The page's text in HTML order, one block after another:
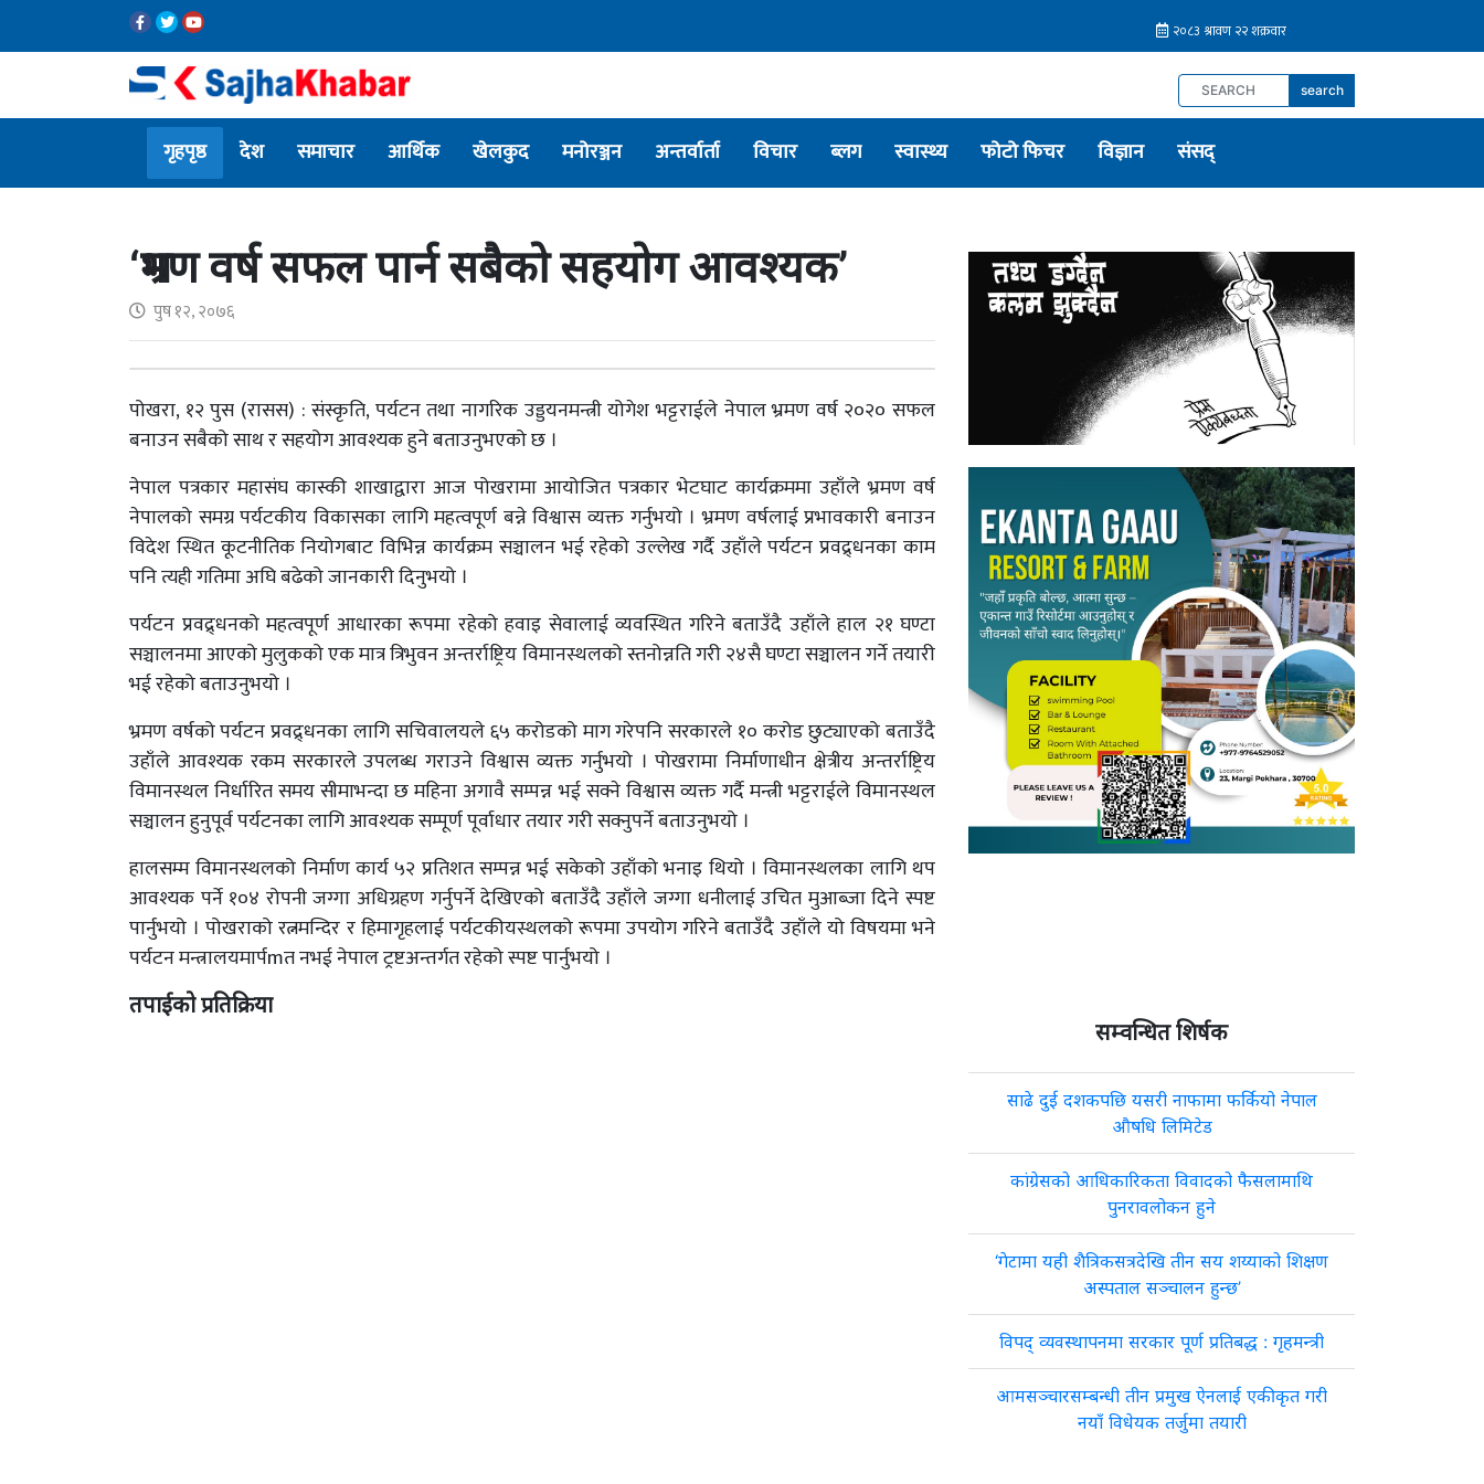
search
गृहपृष्ठ देश समाचार आर्थिक खेलकुद मनोरञ्जन अन्तर्वार्ता विचार ब्लग स्वास्थ्य फोटो फिचर विज्ञान संसद्
‘भ्रमण वर्ष सफल पार्न सबैको सहयोग आवश्यक’
पुष १२, २०७६
पोखरा, १२ पुस (रासस) : संस्कृति, पर्यटन तथा नागरिक उड्डयनमन्त्री योगेश भट्टराईले नेपाल भ्रमण वर्ष २०२० सफल
बनाउन सबैको साथ र सहयोग आवश्यक हुने बताउनुभएको छ ।
नेपाल पत्रकार महासंघ कास्की शाखाद्वारा आज पोखरामा आयोजित पत्रकार भेटघाट कार्यक्रममा उहाँले भ्रमण वर्ष
नेपालको समग्र पर्यटकीय विकासका लागि महत्वपूर्ण बन्ने विश्वास व्यक्त गर्नुभयो । भ्रमण वर्षलाई प्रभावकारी बनाउन
विदेश स्थित कूटनीतिक नियोगबाट विभिन्न कार्यक्रम सञ्चालन भई रहेको उल्लेख गर्दै उहाँले पर्यटन प्रवद्र्धनका काम
पनि त्यही गतिमा अघि बढेको जानकारी दिनुभयो ।
पर्यटन प्रवद्र्धनको महत्वपूर्ण आधारका रूपमा रहेको हवाइ सेवालाई व्यवस्थित गरिने बताउँदै उहाँले हाल २१ घण्टा
सञ्चालनमा आएको मुलुकको एक मात्र त्रिभुवन अन्तर्राष्ट्रिय विमानस्थलको स्तनोन्नति गरी २४सै घण्टा सञ्चालन गर्ने तयारी
भई रहेको बताउनुभयो ।
भ्रमण वर्षको पर्यटन प्रवद्र्धनका लागि सचिवालयले ६५ करोडको माग गरेपनि सरकारले १० करोड छुट्याएको बताउँदै
उहाँले आवश्यक रकम सरकारले उपलब्ध गराउने विश्वास व्यक्त गर्नुभयो । पोखरामा निर्माणाधीन क्षेत्रीय अन्तर्राष्ट्रिय
विमानस्थल निर्धारित समय सीमाभन्दा छ महिना अगावै सम्पन्न भई सक्ने विश्वास व्यक्त गर्दै मन्त्री भट्टराईले विमानस्थल
सञ्चालन हुनुपूर्व पर्यटनका लागि आवश्यक सम्पूर्ण पूर्वाधार तयार गरी सक्नुपर्ने बताउनुभयो ।
हालसम्म विमानस्थलको निर्माण कार्य ५२ प्रतिशत सम्पन्न भई सकेको उहाँको भनाइ थियो । विमानस्थलका लागि थप
आवश्यक पर्ने १०४ रोपनी जग्गा अधिग्रहण गर्नुपर्ने देखिएको बताउँदै उहाँले जग्गा धनीलाई उचित मुआब्जा दिने स्पष्ट
पार्नुभयो । पोखराको रत्नमन्दिर र हिमागृहलाई पर्यटकीयस्थलको रूपमा उपयोग गरिने बताउँदै उहाँले यो विषयमा भने
पर्यटन मन्त्रालयमार्पmत नभई नेपाल ट्रष्टअन्तर्गत रहेको स्पष्ट पार्नुभयो ।
तपाईको प्रतिक्रिया
सम्वन्धित शिर्षक
साढे दुई दशकपछि यसरी नाफामा फर्कियो नेपाल
औषधि लिमिटेड
कांग्रेसको आधिकारिकता विवादको फैसलामाथि
पुनरावलोकन हुने
‘गेटामा यही शैत्रिकसत्रदेखि तीन सय शय्याको शिक्षण
अस्पताल सञ्चालन हुन्छ’
विपद् व्यवस्थापनमा सरकार पूर्ण प्रतिबद्ध : गृहमन्त्री
आमसञ्चारसम्बन्धी तीन प्रमुख ऐनलाई एकीकृत गरी
नयाँ विधेयक तर्जुमा तयारी